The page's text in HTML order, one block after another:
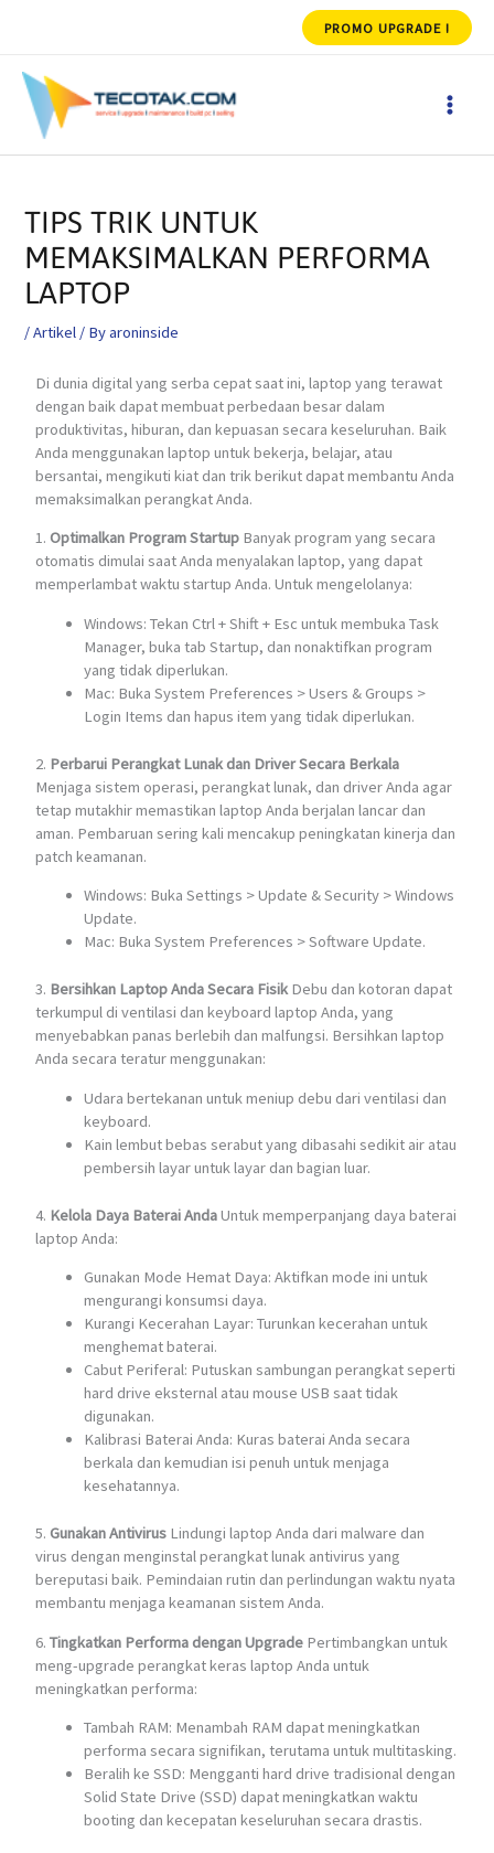
PROMO UPGRADE !
TIPS TRIK UNTUK
MEMAKSIMALKAN PERFORMA
LAPTOP
/Artikel / Byaroninside
Di dunia digital yang serba cepat saat ini, laptop yang terawat
dengan baik dapat membuat perbedaan besar dalam
produktivitas, hiburan, dan kepuasan secara keseluruhan. Baik
Anda menggunakan laptop untuk bekerja, belajar, atau
bersantai, mengikuti kiat dan trik berikut dapat membantu Anda
memaksimalkan perangkat Anda.
1. Optimalkan Program Startup Banyak program yang secara
otomatis dimulai saat Anda menyalakan laptop, yang dapat
memperlambat waktu startup Anda. Untuk mengelolanya:
Windows: Tekan Ctrl + Shift + Esc untuk membuka Task
Manager, buka tab Startup, dan nonaktifkan program
yang tidak diperlukan.
Mac: Buka System Preferences > Users & Groups >
Login Items dan hapus item yang tidak diperlukan.
2. Perbarui Perangkat Lunak dan Driver Secara Berkala
Menjaga sistem operasi, perangkat lunak, dan driver Anda agar
tetap mutakhir memastikan laptop Anda berjalan lancar dan
aman. Pembaruan sering kali mencakup peningkatan kinerja dan
patch keamanan.
Windows: Buka Settings > Update & Security > Windows
Update.
Mac: Buka System Preferences > Software Update.
3. Bersihkan Laptop Anda Secara FisikDebu dan kotoran dapat
terkumpul di ventilasi dan keyboard laptop Anda, yang
menyebabkan panas berlebih dan malfungsi. Bersihkan laptop
Anda secara teratur menggunakan:
Udara bertekanan untuk meniup debu dari ventilasi dan
keyboard.
Kain lembut bebas serabut yang dibasahi sedikit air atau
pembersih layar untuk layar dan bagian luar.
4. Kelola Daya Baterai AndaUntuk memperpanjang daya baterai
laptop Anda:
Gunakan Mode Hemat Daya: Aktifkan mode ini untuk
mengurangi konsumsi daya.
Kurangi Kecerahan Layar: Turunkan kecerahan untuk
menghemat baterai.
Cabut Periferal: Putuskan sambungan perangkat seperti
hard drive eksternal atau mouse USB saat tidak
digunakan.
Kalibrasi Baterai Anda: Kuras baterai Anda secara
berkala dan kemudian isi penuh untuk menjaga
kesehatannya.
5. Gunakan Antivirus Lindungi laptop Anda dari malware dan
virus dengan menginstal perangkat lunak antivirus yang
bereputasi baik. Pemindaian rutin dan perlindungan waktu nyata
membantu menjaga keamanan sistem Anda.
6.Tingkatkan Performa dengan Upgrade Pertimbangkan untuk
meng-upgrade perangkat keras laptop Anda untuk
meningkatkan performa:
Tambah RAM: Menambah RAM dapat meningkatkan
performa secara signifikan, terutama untuk multitasking.
Beralih ke SSD: Mengganti hard drive tradisional dengan
Solid State Drive (SSD) dapat meningkatkan waktu
booting dan kecepatan keseluruhan secara drastis.